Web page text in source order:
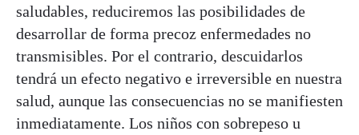
saludables, reduciremos las posibilidades de
desarrollar de forma precoz enfermedades no
transmisibles. Por el contrario, descuidarlos
tendrá un efecto negativo e irreversible en nuestra
salud, aunque las consecuencias no se manifiesten
inmediatamente. Los niños con sobrepeso u